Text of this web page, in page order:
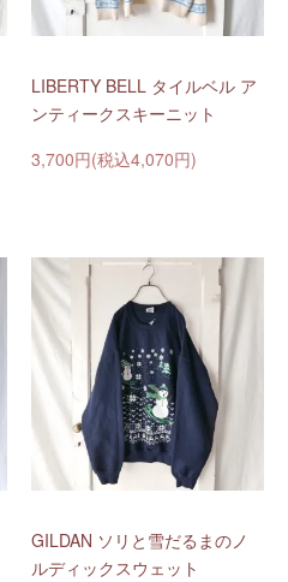
LIBERTY BELL タイルベル ア
ンティークスキーニット
3,700円(税込4,070円)
GILDAN ソリと雪だるまのノ
ルディックスウェット